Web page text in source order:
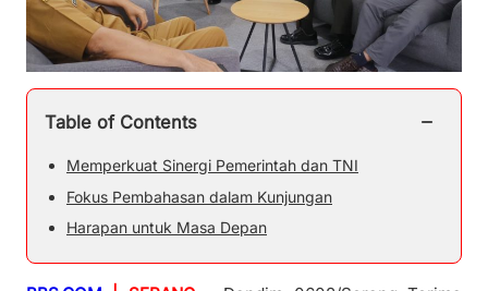
Table of Contents −
Memperkuat Sinergi Pemerintah dan TNI
Fokus Pembahasan dalam Kunjungan
Harapan untuk Masa Depan